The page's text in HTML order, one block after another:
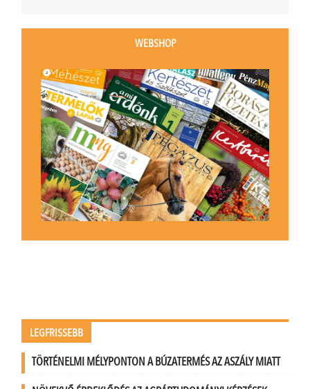
WEBSHOP
LEGFRISSEBB
TÖRTÉNELMI MÉLYPONTON A BÚZATERMÉS AZ ASZÁLY MIATT